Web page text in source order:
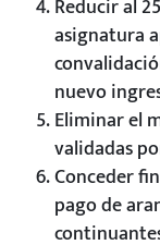
Reducir al
asignatura
nuevo
Eliminar el
validadas
Conceder
pago de